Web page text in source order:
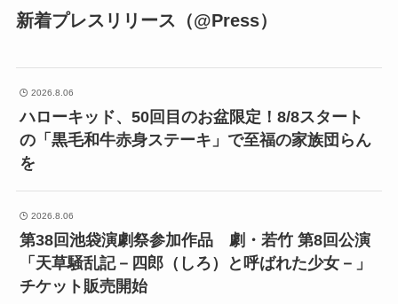
新着プレスリリース（@Press）
2026.8.06
ハローキッド、50回目のお盆限定！8/8スタート
の「黒毛和牛赤身ステーキ」で至福の家族団らん
を
2026.8.06
第38回池袋演劇祭参加作品 劇・若竹 第8回公演
「天草騒乱記－四郎（しろ）と呼ばれた少女－」
チケット販売開始